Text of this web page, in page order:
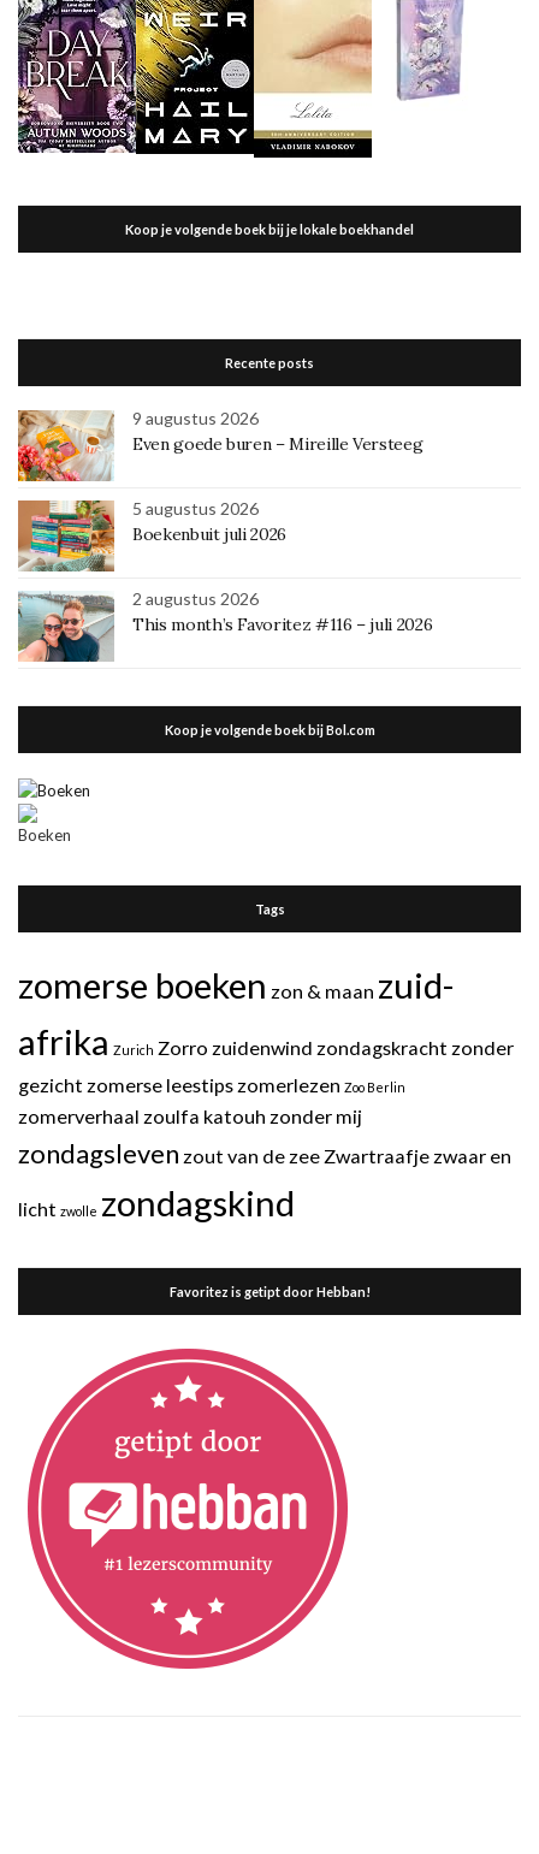
Koop je volgende boek bij je lokale boekhandel
Recente posts
9 augustus 2026
Even goede buren – Mireille Versteeg
5 augustus 2026
Boekenbuit juli 2026
2 augustus 2026
This month’s Favoritez #116 – juli 2026
Koop je volgende boek bij Bol.com
Tags
zomerse boeken zon & maan zuid-
afrika Zurich Zorro zuidenwind zondagskracht zonder
gezicht zomerse leestips zomerlezen Zoo Berlin
zomerverhaal zoulfa katouh zonder mij
zondagsleven zout van de zee Zwartraafje zwaar en
licht zwolle zondagskind
Favoritez is getipt door Hebban!